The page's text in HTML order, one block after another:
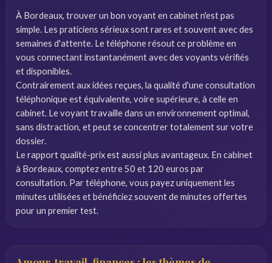
À Bordeaux, trouver un bon voyant en cabinet n'est pas
simple. Les praticiens sérieux sont rares et souvent avec des
semaines d'attente. Le téléphone résout ce problème en
vous connectant instantanément avec des voyants vérifiés
et disponibles.
Contrairement aux idées reçues, la qualité d'une consultation
téléphonique est équivalente, voire supérieure, à celle en
cabinet. Le voyant travaille dans un environnement optimal,
sans distraction, et peut se concentrer totalement sur votre
dossier.
Le rapport qualité-prix est aussi plus avantageux. En cabinet
à Bordeaux, comptez entre 50 et 120 euros par
consultation. Par téléphone, vous payez uniquement les
minutes utilisées et bénéficiez souvent de minutes offertes
pour un premier test.